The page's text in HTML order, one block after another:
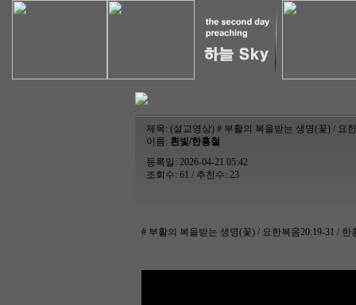
제목: (설교영상) # 부활의 복을받는 생명(꽃) / 요
이름: 흰빛/한홍철
등록일: 2026-04-21 05:42
조회수: 61 / 추천수: 23
# 부활의 복을받는 생명(꽃) / 요한복음20:19-31 /